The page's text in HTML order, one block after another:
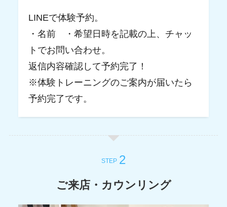
LINEで体験予約。
・名前 ・希望日時を記載の上、チャッ
トでお問い合わせ。
返信内容確認して予約完了！
※体験トレーニングのご案内が届いたら
予約完了です。
STEP
ご来店・カウンリング